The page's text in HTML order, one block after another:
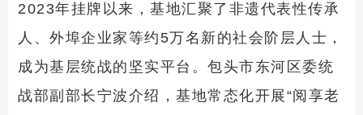
2023年挂牌以来，基地汇聚了非遗代表性传承
人、外埠企业家等约5万名新的社会阶层人士，
成为基层统战的坚实平台。包头市东河区委统
战部副部长宁波介绍，基地常态化开展“阅享老